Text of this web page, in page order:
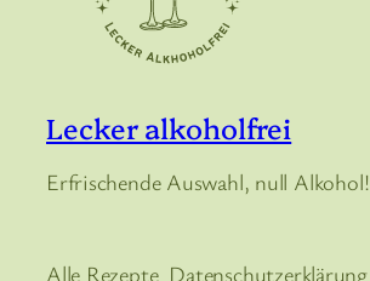
Lecker alkoholfrei
Erfrischende Auswahl, null Alkohol!
Alle Rezepte Datenschutzerklärung